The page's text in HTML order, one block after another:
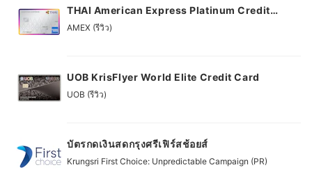
THAI American Express Platinum Credit
Card
AMEX (รีวิว)
UOB KrisFlyer World Elite Credit Card
UOB (รีวิว)
บัตรกดเงินสดกรุงศรีเฟิร์สช้อยส์
Krungsri First Choice: Unpredictable Campaign (PR)